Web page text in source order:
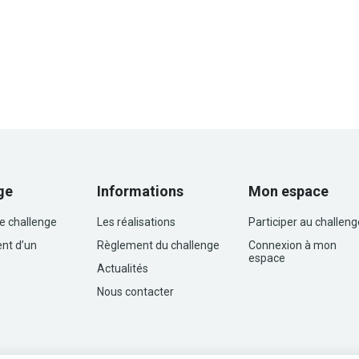
challenge
d’un
Informations
Les réalisations
Règlement du challenge
Actualités
Nous contacter
Mon espace
Participer au
Connexion à mon
espace